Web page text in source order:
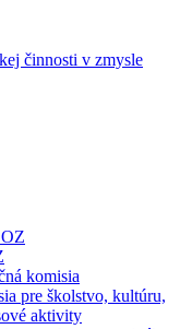
činnosti v zmysle
komisia
pre školstvo, kultúru,
aktivity